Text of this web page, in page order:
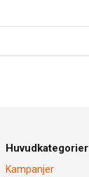
Huvudkategorier
Kampanjer